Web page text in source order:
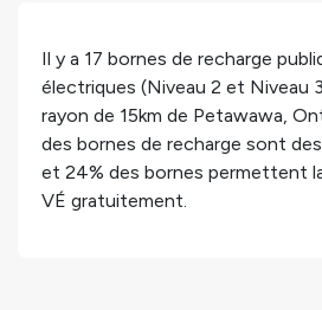
Il y a 17 bornes de recharge
électriques (Niveau 2 et Niveau
rayon de 15km de Petawawa,
des bornes de recharge sont
et 24% des bornes permettent
VÉ gratuitement.